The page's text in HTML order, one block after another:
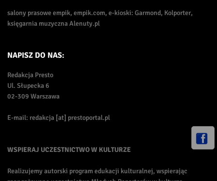
salony prasowe empik, empik.com, e-kioski: Garmond, Kolporter,
księgarnia muzyczna Alenuty.pl
NAPISZ DO NAS:
Redakcja Presto
Ul. Słupecka 6
02-309 Warszawa
E-mail: redakcja [at] prestoportal.pl
WSPIERAJ UCZESTNICTWO W KULTURZE
Realizujemy autorski program edukacji kulturalnej, wspierając